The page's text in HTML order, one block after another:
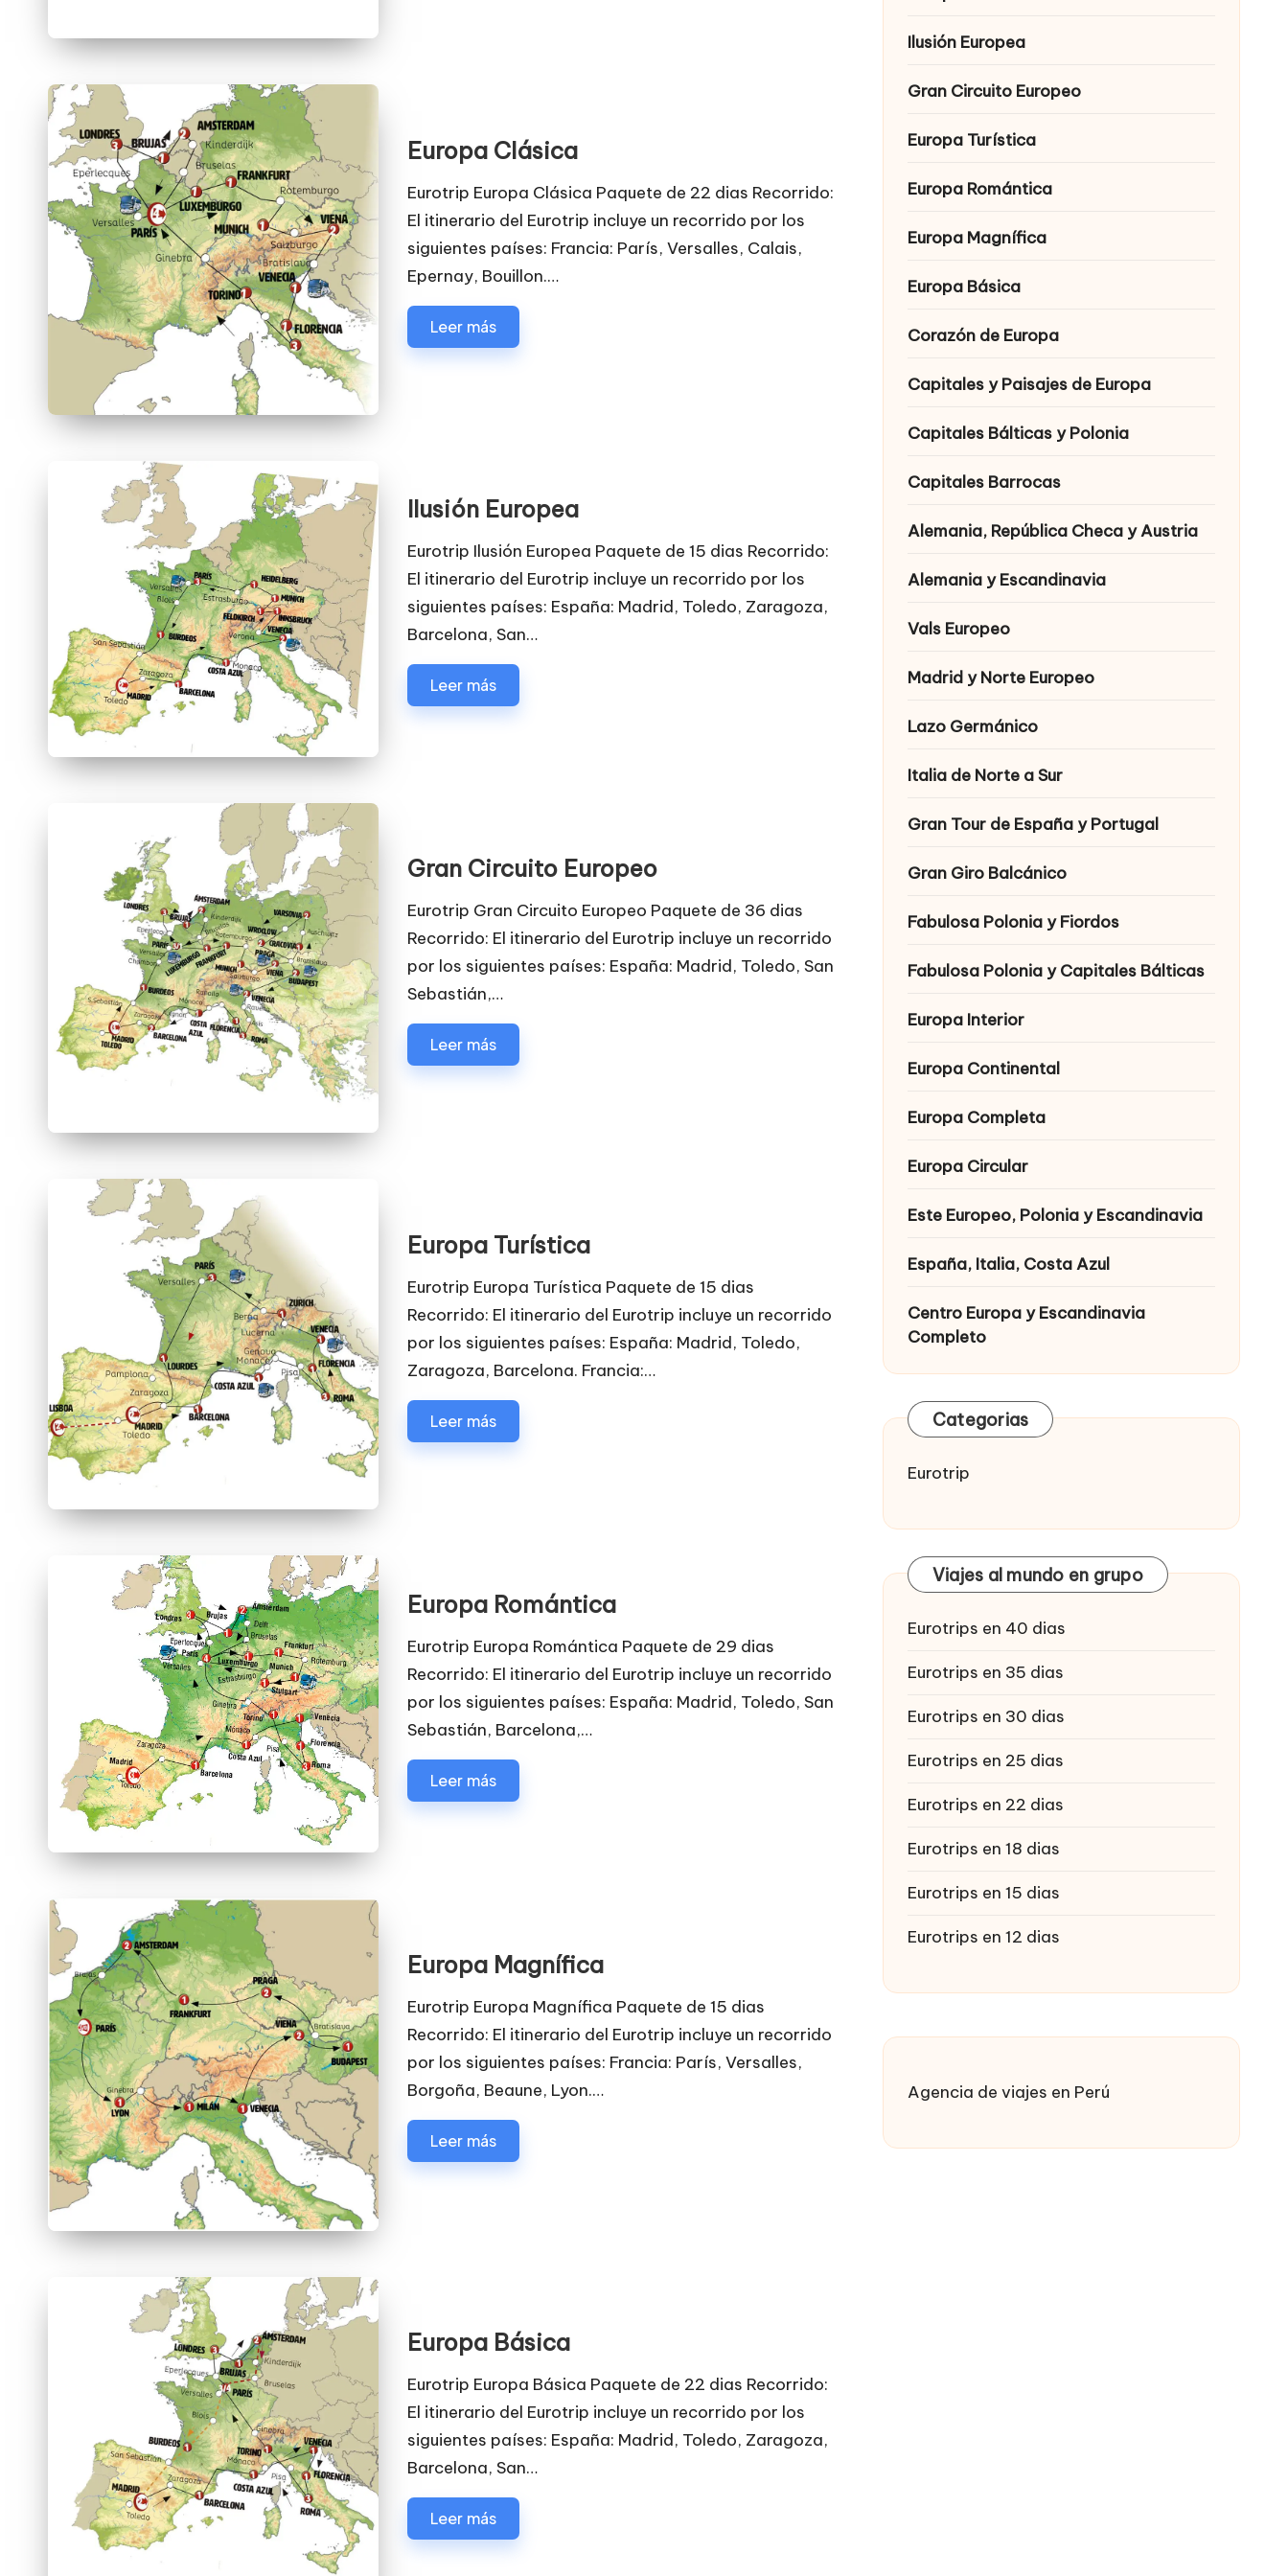
Europa Clásica
Eurotrip Europa Clásica Paquete de 22 dias Recorrido:
El itinerario del Eurotrip incluye un recorrido por los
siguientes países: Francia: París, Versalles, Calais,
Epernay, Bouillon.…
Leer más
Ilusión Europea
Eurotrip Ilusión Europea Paquete de 15 dias Recorrido:
El itinerario del Eurotrip incluye un recorrido por los
siguientes países: España: Madrid, Toledo, Zaragoza,
Barcelona, San…
Leer más
Gran Circuito Europeo
Eurotrip Gran Circuito Europeo Paquete de 36 dias
Recorrido: El itinerario del Eurotrip incluye un recorrido
por los siguientes países: España: Madrid, Toledo, San
Sebastián,…
Leer más
Europa Turística
Eurotrip Europa Turística Paquete de 15 dias
Recorrido: El itinerario del Eurotrip incluye un recorrido
por los siguientes países: España: Madrid, Toledo,
Zaragoza, Barcelona. Francia:…
Leer más
Europa Romántica
Eurotrip Europa Romántica Paquete de 29 dias
Recorrido: El itinerario del Eurotrip incluye un recorrido
por los siguientes países: España: Madrid, Toledo, San
Sebastián, Barcelona,…
Leer más
Europa Magnífica
Eurotrip Europa Magnífica Paquete de 15 dias
Recorrido: El itinerario del Eurotrip incluye un recorrido
por los siguientes países: Francia: París, Versalles,
Borgoña, Beaune, Lyon.…
Leer más
Europa Básica
Eurotrip Europa Básica Paquete de 22 dias Recorrido:
El itinerario del Eurotrip incluye un recorrido por los
siguientes países: España: Madrid, Toledo, Zaragoza,
Barcelona, San…
Leer más
Ilusión Europea
Gran Circuito Europeo
Europa Turística
Europa Romántica
Europa Magnífica
Europa Básica
Corazón de Europa
Capitales y Paisajes de Europa
Capitales Bálticas y Polonia
Capitales Barrocas
Alemania, República Checa y Austria
Alemania y Escandinavia
Vals Europeo
Madrid y Norte Europeo
Lazo Germánico
Italia de Norte a Sur
Gran Tour de España y Portugal
Gran Giro Balcánico
Fabulosa Polonia y Fiordos
Fabulosa Polonia y Capitales Bálticas
Europa Interior
Europa Continental
Europa Completa
Europa Circular
Este Europeo, Polonia y Escandinavia
España, Italia, Costa Azul
Centro Europa y Escandinavia
Completo
Categorias
Eurotrip
Viajes al mundo en grupo
Eurotrips en 40 dias
Eurotrips en 35 dias
Eurotrips en 30 dias
Eurotrips en 25 dias
Eurotrips en 22 dias
Eurotrips en 18 dias
Eurotrips en 15 dias
Eurotrips en 12 dias
Agencia de viajes en Perú